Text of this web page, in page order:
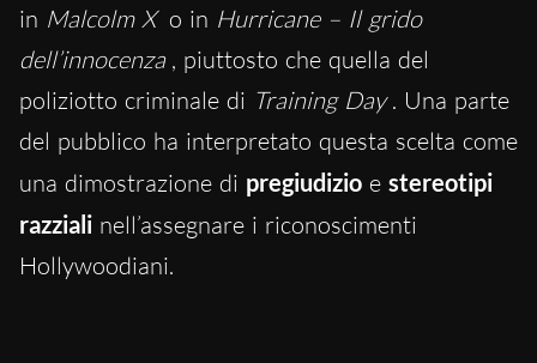
in Malcolm X o in Hurricane – Il grido
dell’innocenza , piuttosto che quella del
poliziotto criminale di Training Day . Una parte
del pubblico ha interpretato questa scelta come
una dimostrazione di pregiudizio e stereotipi
razziali nell’assegnare i riconoscimenti
Hollywoodiani.